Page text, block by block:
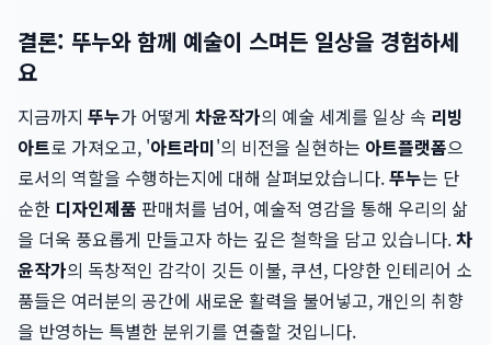
결론: 뚜누와 함께 예술이 스며든 일상을 경험하세
요
지금까지 뚜누가 어떻게 차윤작가의 예술 세계를 일상 속 리빙
아트로 가져오고, '아트라미'의 비전을 실현하는 아트플랫폼으
로서의 역할을 수행하는지에 대해 살펴보았습니다.뚜누는 단
순한 디자인제품 판매처를 넘어, 예술적 영감을 통해 우리의 삶
을 더욱 풍요롭게 만들고자 하는 깊은 철학을 담고 있습니다.차
윤작가의 독창적인 감각이 깃든 이불, 쿠션, 다양한 인테리어 소
품들은 여러분의 공간에 새로운 활력을 불어넣고, 개인의 취향
을 반영하는 특별한 분위기를 연출할 것입니다.